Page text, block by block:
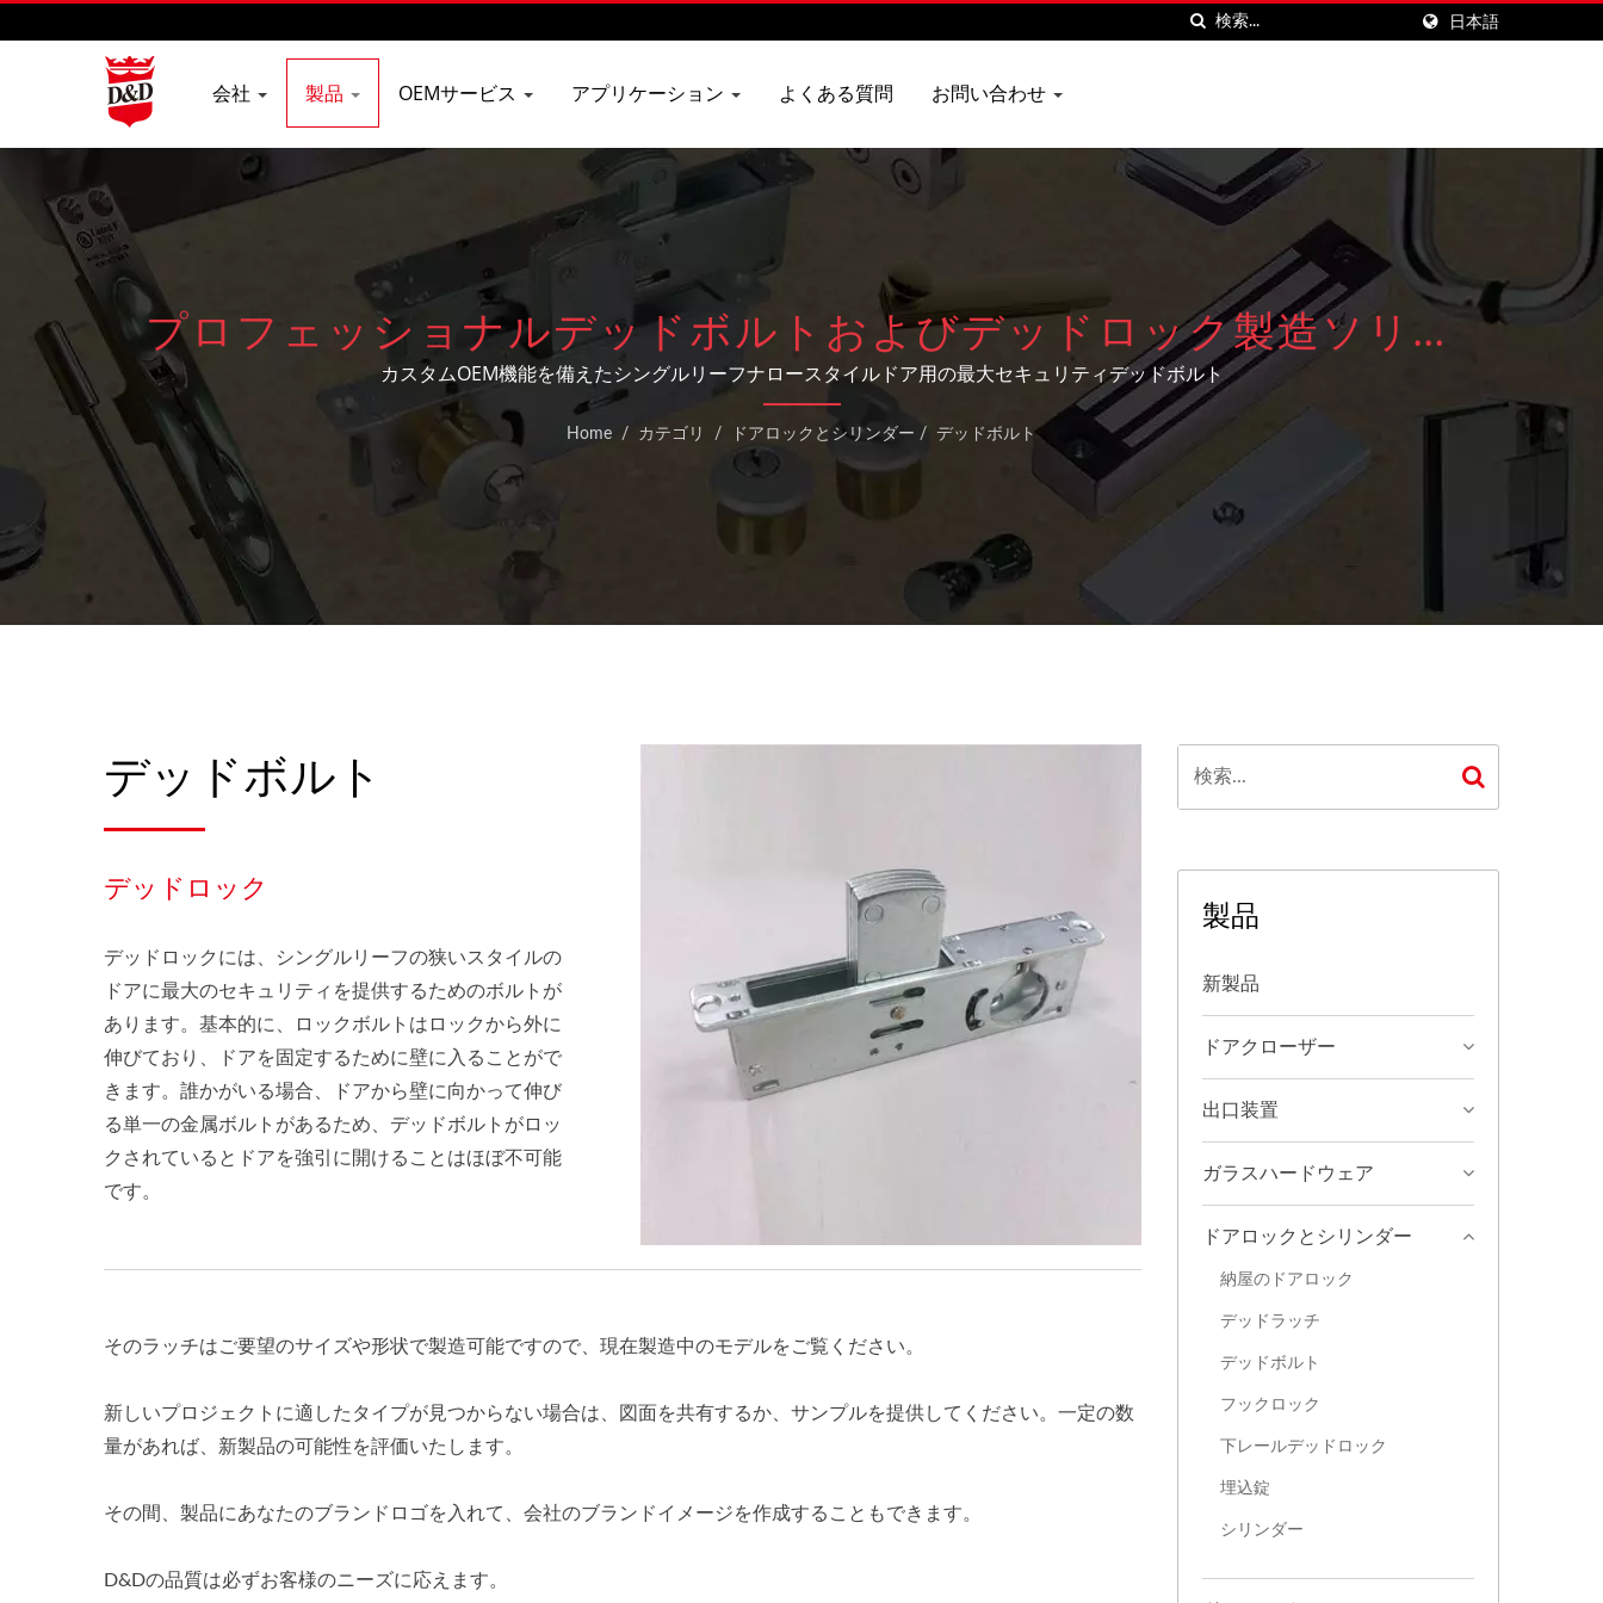
日本語
会社 製品 OEMサービス アプリケーション よくある質問 お問い合わせ
プロフェッショナルデッドボルトおよびデッドロック製造ソリュ
ーション
カスタムOEM機能を備えたシングルリーフナロースタイルドア用の最大セキュリティデッドボルト
Home / カテゴリ / ドアロックとシリンダー / デッドボルト
デッドボルト
デッドロック
デッドロックには、シングルリーフの狭いスタイルの
ドアに最大のセキュリティを提供するためのボルトが
あります。基本的に、ロックボルトはロックから外に
伸びており、ドアを固定するために壁に入ることがで
きます。誰かがいる場合、ドアから壁に向かって伸び
る単一の金属ボルトがあるため、デッドボルトがロッ
クされているとドアを強引に開けることはほぼ不可能
です。
そのラッチはご要望のサイズや形状で製造可能ですので、現在製造中のモデルをご覧ください。
新しいプロジェクトに適したタイプが見つからない場合は、図面を共有するか、サンプルを提供してください。一定の数
量があれば、新製品の可能性を評価いたします。
その間、製品にあなたのブランドロゴを入れて、会社のブランドイメージを作成することもできます。
D&Dの品質は必ずお客様のニーズに応えます。
製品
新製品
ドアクローザー
出口装置
ガラスハードウェア
ドアロックとシリンダー
納屋のドアロック
デッドラッチ
デッドボルト
フックロック
下レールデッドロック
埋込錠
シリンダー